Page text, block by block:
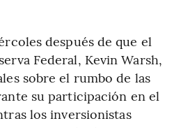
después de que el
Federal, Kevin Warsh,
sobre el rumbo de las
su participación en el
los inversionistas